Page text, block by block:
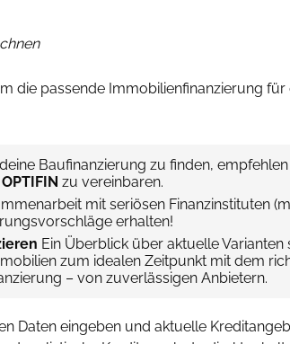
die passende Immobilienfinanzierung
Baufinanzierung zu finden,
zu vereinbaren.
mit seriösen Finanzinstituten
erhalten!
Ein Überblick über aktuelle
zum idealen Zeitpunkt mit dem
– von zuverlässigen Anbietern.
Daten eingeben und aktuelle